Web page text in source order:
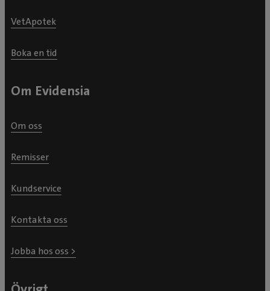
VetApotek
Boka en tid
Om Evidensia
Om oss
Remisser
Kundservice
Kontakta oss
Jobba hos oss >